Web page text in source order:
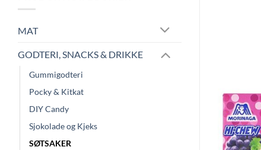
MAT
GODTERI, SNACKS & DRIKKE
Gummigodteri
Pocky & Kitkat
DIY Candy
Sjokolade og Kjeks
SØTSAKER